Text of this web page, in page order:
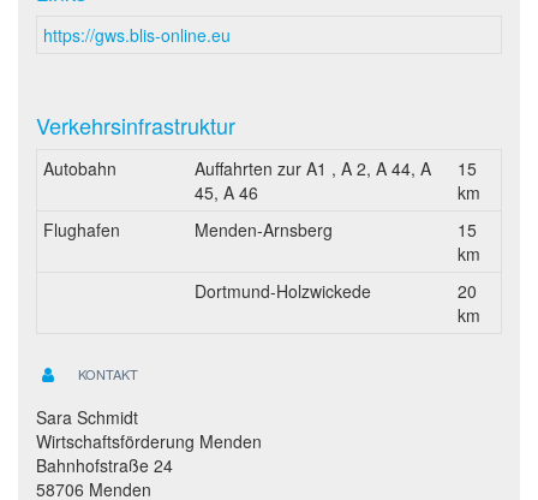
https://gws.blis-online.eu
Verkehrsinfrastruktur
Autobahn
Auffahrten zur A1 , A 2, A 44, A
45, A 46
15
km
Flughafen
Menden-Arnsberg
15
km
Dortmund-Holzwickede
20
km
KONTAKT
Sara Schmidt
Wirtschaftsförderung Menden
Bahnhofstraße 24
58706 Menden